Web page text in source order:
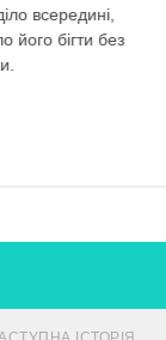
всередині,
його бігти без